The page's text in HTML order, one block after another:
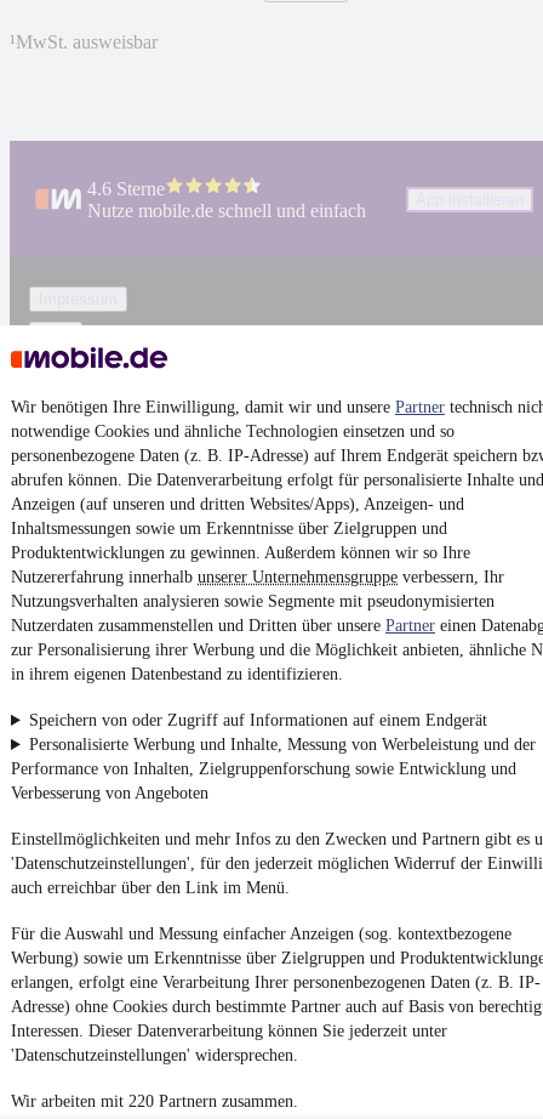
Wir benötigen Ihre Einwilligung, damit wir und unsere Partner technisch
notwendige Cookies und ähnliche Technologien einsetzen und so
personenbezogene Daten (z. B. IP-Adresse) auf Ihrem Endgerät speichern
abrufen können. Die Datenverarbeitung erfolgt für personalisierte Inhalte und
Anzeigen (auf unseren und dritten Websites/Apps), Anzeigen- und
Inhaltsmessungen sowie um Erkenntnisse über Zielgruppen und
Produktentwicklungen zu gewinnen. Außerdem können wir so Ihre
Nutzererfahrung innerhalb unserer Unternehmensgruppe verbessern, Ihr
Nutzungsverhalten analysieren sowie Segmente mit pseudonymisierten
Nutzerdaten zusammenstellen und Dritten über unsere Partner einen
zur Personalisierung ihrer Werbung und die Möglichkeit anbieten, ähnliche
in ihrem eigenen Datenbestand zu identifizieren.
Speichern von oder Zugriff auf Informationen auf einem Endgerät
Personalisierte Werbung und Inhalte, Messung von Werbeleistung und der
Performance von Inhalten, Zielgruppenforschung sowie Entwicklung und
Verbesserung von Angeboten
Einstellmöglichkeiten und mehr Infos zu den Zwecken und Partnern gibt es
'Datenschutzeinstellungen', für den jederzeit möglichen Widerruf der
auch erreichbar über den Link im Menü.
Für die Auswahl und Messung einfacher Anzeigen (sog. kontextbezogene
Werbung) sowie um Erkenntnisse über Zielgruppen und
erlangen, erfolgt eine Verarbeitung Ihrer personenbezogenen Daten (z. B. IP-
Adresse) ohne Cookies durch bestimmte Partner auch auf Basis von
Interessen. Dieser Datenverarbeitung können Sie jederzeit unter
'Datenschutzeinstellungen' widersprechen.
Wir arbeiten mit 220 Partnern zusammen.
¹MwSt. ausweisbar
4.6 Sterne
Nutze mobile.de schnell und einfach
Vertrag widerrufen
Datenschutz
Datenschutzeinstellungen
Erklärung zur Barrierefreiheit
Report Security Vulnerability (English)
Powered by
TopToyota Leasing-AngeboteundToyota Gebrauchtwagen:
Fahrzeuge gibt es beimobile.de